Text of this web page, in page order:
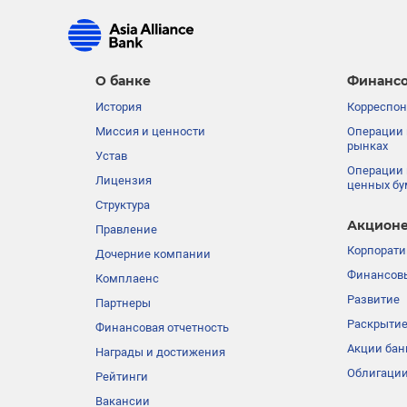
О банке
История
Миссия и ценности
Устав
Лицензия
Структура
Правление
Дочерние компании
Комплаенс
Партнеры
Финансовая отчетность
Награды и достижения
Рейтинги
Вакансии
Операции
рынках
Операции
ценных
Развитие
Акции